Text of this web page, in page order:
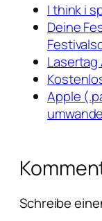
I think i
Deine
Apple
Schreibe